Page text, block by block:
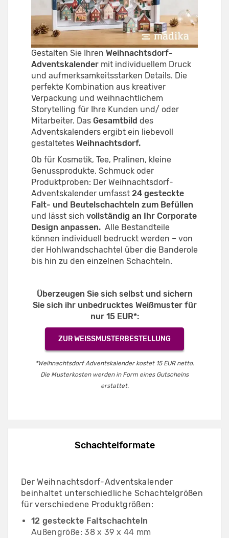
Gestalten Sie Ihren Weihnachtsdorf-
Adventskalender mit individuellem Druck
und aufmerksamkeitsstarken Details. Die
perfekte Kombination aus kreativer
Verpackung und weihnachtlichem
Storytelling für Ihre Kunden und/ oder
Mitarbeiter. Das Gesamtbild des
Adventskalenders ergibt ein liebevoll
gestaltetes Weihnachtsdorf.
Ob für Kosmetik, Tee, Pralinen, kleine
Genussprodukte, Schmuck oder
Produktproben: Der Weihnachtsdorf-
Adventskalender umfasst 24 gesteckte
Falt- und Beutelschachteln zum Befüllen
und lässt sich vollständig an Ihr Corporate
Design anpassen. Alle Bestandteile
können individuell bedruckt werden – von
der Hohlwandschachtel über die Banderole
bis hin zu den einzelnen Schachteln.
Überzeugen Sie sich selbst und sichern
Sie sich ihr unbedrucktes Weißmuster für
nur 15 EUR*:
ZUR WEISSMUSTERBESTELLUNG
*Weihnachtsdorf Adventskalender kostet 15 EUR netto.
Die Musterkosten werden in Form eines Gutscheins
erstattet.
Schachtelformate
Der Weihnachtsdorf-Adventskalender
beinhaltet unterschiedliche Schachtelgrößen
für verschiedene Produktgrößen:
12 gesteckte Faltschachteln
Außengröße: 38 x 39 x 44 mm